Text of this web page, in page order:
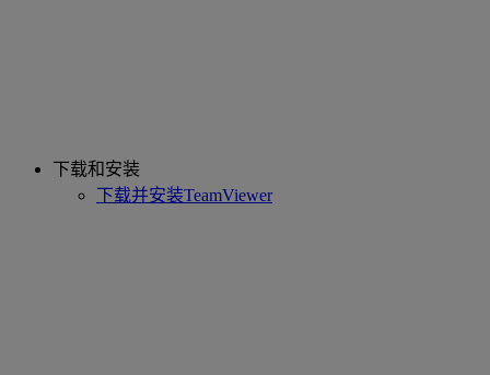
下载和安装
下载并安装TeamViewer